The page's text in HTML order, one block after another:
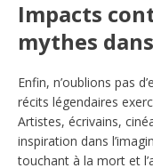
Impacts
mythes
Enfin, n’oublions pas
récits légendaires
Artistes, écrivains,
inspiration dans
touchant à la mort et